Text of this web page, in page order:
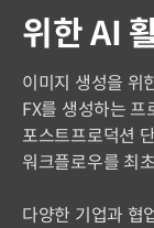
위한 AI
이미지 생성을 위
FX를 생성하는 프
포스트프로덕션
워크플로우를 최
다양한 기업과 협